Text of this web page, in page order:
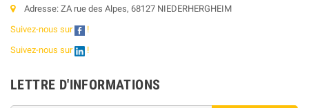
Adresse: ZA rue des Alpes, 68127 NIEDERHERGHEIM
Suivez-nous sur
!
Suivez-nous sur
!
LETTRE D'INFORMATIONS